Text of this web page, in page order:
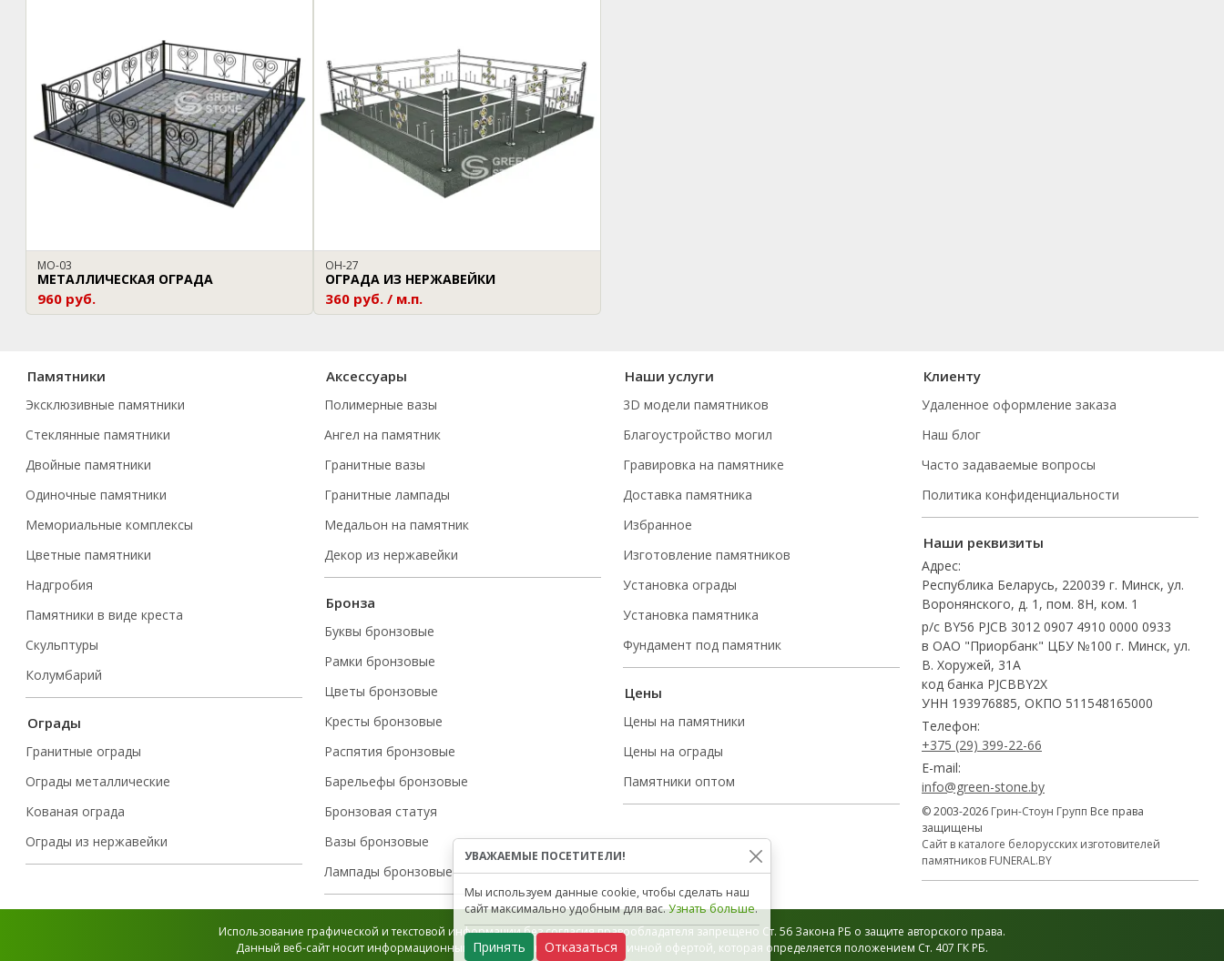
МО-03
МЕТАЛЛИЧЕСКАЯ ОГРАДА
960 руб.
ОН-27
ОГРАДА ИЗ НЕРЖАВЕЙКИ
360 руб. / м.п.
Памятники
Эксклюзивные памятники
Стеклянные памятники
Двойные памятники
Одиночные памятники
Мемориальные комплексы
Цветные памятники
Надгробия
Памятники в виде креста
Скульптуры
Колумбарий
Ограды
Гранитные ограды
Ограды металлические
Кованая ограда
Ограды из нержавейки
Аксессуары
Полимерные вазы
Ангел на памятник
Гранитные вазы
Гранитные лампады
Медальон на памятник
Декор из нержавейки
Бронза
Буквы бронзовые
Рамки бронзовые
Цветы бронзовые
Кресты бронзовые
Распятия бронзовые
Барельефы бронзовые
Бронзовая статуя
Вазы бронзовые
Лампады бронзовые
Наши услуги
3D модели памятников
Благоустройство могил
Гравировка на памятнике
Доставка памятника
Избранное
Изготовление памятников
Установка ограды
Установка памятника
Фундамент под памятник
Цены
Цены на памятники
Цены на ограды
Памятники оптом
Клиенту
Удаленное оформление заказа
Наш блог
Часто задаваемые вопросы
Политика конфиденциальности
Наши реквизиты
Адрес:
Республика Беларусь, 220039 г. Минск, ул.
Воронянского, д. 1, пом. 8Н, ком. 1
р/с BY56 PJCB 3012 0907 4910 0000 0933
в ОАО "Приорбанк" ЦБУ №100 г. Минск, ул.
В. Хоружей, 31А
код банка PJCBBY2X
УНН 193976885, ОКПО 511548165000
Телефон:
+375 (29) 399-22-66
E-mail:
info@green-stone.by
© 2003-2026 Грин-Стоун Групп Все права
защищены
Сайт в каталоге белорусских изготовителей
памятников FUNERAL.BY
Использование графической и текстовой информации без согласия правообладателя запрещено Ст. 56 Закона РБ о защите авторского права.
Данный веб-сайт носит информационный характер и не является публичной офертой, которая определяется положением Ст. 407 ГК РБ.
УВАЖАЕМЫЕ ПОСЕТИТЕЛИ!
Мы используем данные cookie, чтобы сделать наш
сайт максимально удобным для вас.Узнать больше.
Принять Отказаться